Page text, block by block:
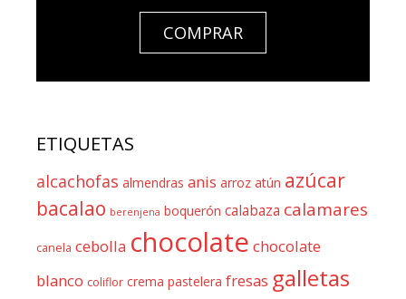
COMPRAR
ETIQUETAS
alcachofas almendras anis arroz atún azúcar
bacalao berenjena boquerón calabaza calamares
canela cebolla chocolate chocolate
blanco coliflor crema pastelera fresas galletas